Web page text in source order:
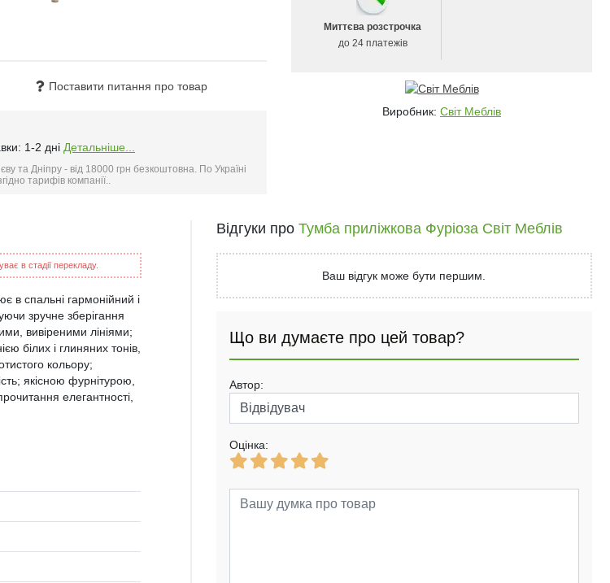
Поставити питання про товар
1-2 дні Детальніше...
та Дніпру - від 18000 грн безкоштовна. По Україні
тарифів компанії..
Миттєва розстрочка
до 24 платежів
Виробник: Світ Меблів
в стадії перекладу.
в спальні гармонійний і
зручне зберігання
вивіреними лініями;
білих і глиняних тонів,
кольору;
якісною фурнітурою,
елегантності,
Відгуки про Тумба приліжкова Фуріоза Світ Меблів
Ваш відгук може бути першим.
Що ви думаєте про цей товар?
Автор:
Оцінка: